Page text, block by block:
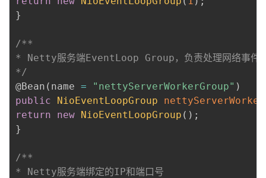
}
/**
* Netty服务端EventLoop Group，负责处理网络事件
*/
@Bean ( name = "nettyServerWorkerGroup" )
public
NioEventLoopGroup
return
new NioEventLoopGroup ( ) ;
}
/**
* Netty服务端绑定的IP和端口号